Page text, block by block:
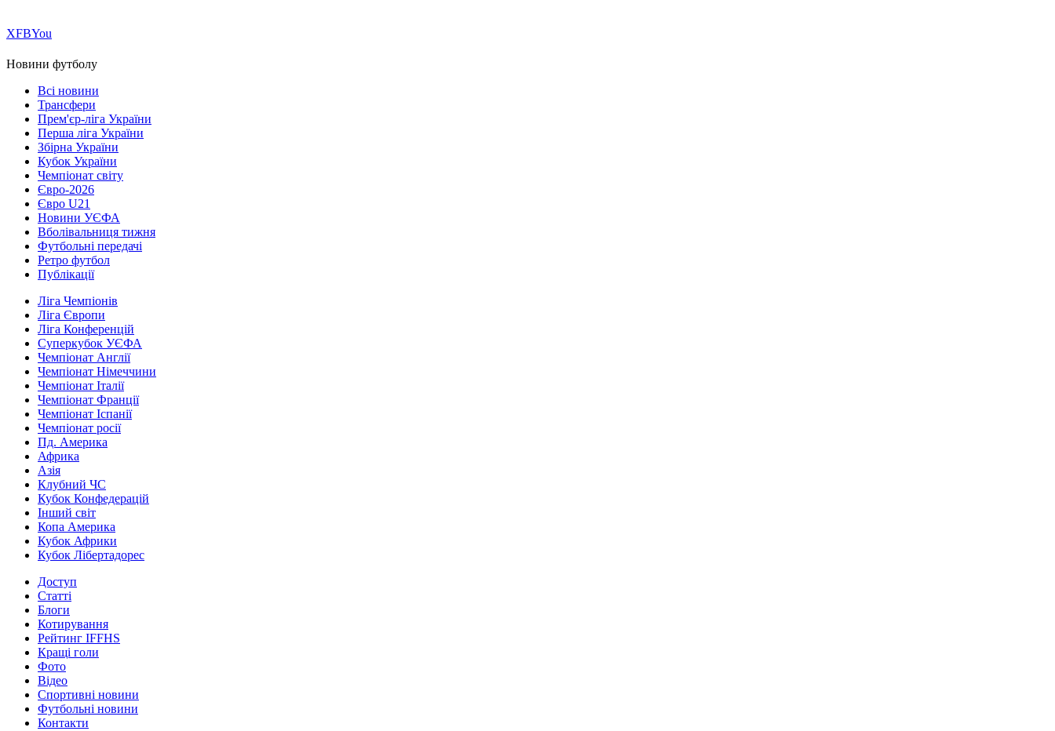
ХFBYou
Новини футболу
Всі новини
Трансфери
Прем'єр-ліга України
Перша ліга України
Збірна України
Кубок України
Чемпіонат світу
Євро-2026
Євро U21
Новини УЄФА
Вболівальниця тижня
Футбольні передачі
Ретро футбол
Публікації
Ліга Чемпіонів
Ліга Європи
Ліга Конференцій
Суперкубок УЄФА
Чемпіонат Англії
Чемпіонат Німеччини
Чемпіонат Італії
Чемпіонат Франції
Чемпіонат Іспанії
Чемпіонат росії
Пд. Америка
Африка
Азія
Клубний ЧС
Кубок Конфедерацій
Інший світ
Копа Америка
Кубок Африки
Кубок Лібертадорес
Доступ
Статті
Блоги
Котирування
Рейтинг IFFHS
Кращі голи
Фото
Відео
Спортивні новини
Футбольні новини
Контакти